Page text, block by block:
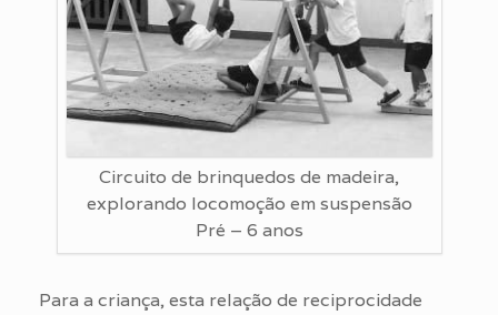
Circuito de brinquedos de madeira,
explorando locomoção em suspensão
Pré – 6 anos
Para a criança, esta relação de reciprocidade